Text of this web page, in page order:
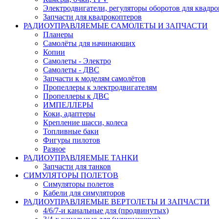
Электродвигатели, регуляторы оборотов для
Запчасти для квадрокоптеров
РАДИОУПРАВЛЯЕМЫЕ САМОЛЕТЫ И ЗАПЧАСТИ
Планеры
Самолёты для начинающих
Копии
Самолеты - Электро
Самолеты - ДВС
Запчасти к моделям самолётов
Пропеллеры к электродвигателям
Пропеллеры к ДВС
ИМПЕЛЛЕРЫ
Коки, адаптеры
Крепление шасси, колеса
Топливные баки
Фигуры пилотов
Разное
РАДИОУПРАВЛЯЕМЫЕ ТАНКИ
Запчасти для танков
СИМУЛЯТОРЫ ПОЛЕТОВ
Симуляторы полетов
Кабели для симуляторов
РАДИОУПРАВЛЯЕМЫЕ ВЕРТОЛЕТЫ И ЗАПЧАСТИ
4/6/7-и канальные для (продвинутых)